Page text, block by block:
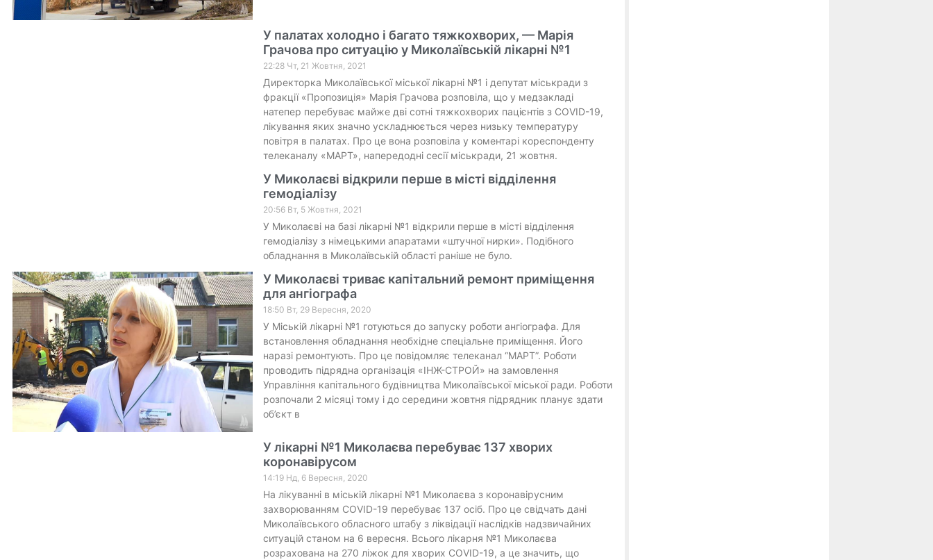
У палатах холодно і багато тяжкохворих, — Марія
Грачова про ситуацію у Миколаївській лікарні №1
22:28 Чт, 21 Жовтня, 2021
Директорка Миколаївської міської лікарні №1 і депутат міськради з
фракції «Пропозиція» Марія Грачова розповіла, що у медзакладі
натепер перебуває майже дві сотні тяжкохворих пацієнтів з COVID-19,
лікування яких значно ускладнюється через низьку температуру
повітря в палатах. Про це вона розповіла у коментарі кореспонденту
телеканалу «МАРТ», напередодні сесії міськради, 21 жовтня.
У Миколаєві відкрили перше в місті відділення
гемодіалізу
20:56 Вт, 5 Жовтня, 2021
У Миколаєві на базі лікарні №1 відкрили перше в місті відділення
гемодіалізу з німецькими апаратами «штучної нирки». Подібного
обладнання в Миколаївській області раніше не було.
У Миколаєві триває капітальний ремонт приміщення
для ангіографа
18:50 Вт, 29 Вересня, 2020
У Міській лікарні №1 готуються до запуску роботи ангіографа. Для
встановлення обладнання необхідне спеціальне приміщення. Його
наразі ремонтують. Про це повідомляє телеканал “МАРТ”. Роботи
проводить підрядна організація «ІНЖ-СТРОЙ» на замовлення
Управління капітального будівництва Миколаївської міської ради. Роботи
розпочали 2 місяці тому і до середини жовтня підрядник планує здати
об’єкт в
У лікарні №1 Миколаєва перебуває 137 хворих
коронавірусом
14:19 Нд, 6 Вересня, 2020
На лікуванні в міській лікарні №1 Миколаєва з коронавірусним
захворюванням COVID-19 перебуває 137 осіб. Про це свідчать дані
Миколаївського обласного штабу з ліквідації наслідків надзвичайних
ситуацій станом на 6 вересня. Всього лікарня №1 Миколаєва
розрахована на 270 ліжок для хворих COVID-19, а це значить, що